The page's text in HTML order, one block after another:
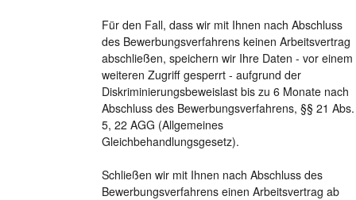
Für den Fall, dass wir mit Ihnen nach Abschluss
des Bewerbungsverfahrens keinen Arbeitsvertrag
abschließen, speichern wir Ihre Daten - vor einem
weiteren Zugriff gesperrt - aufgrund der
Diskriminierungsbeweislast bis zu 6 Monate nach
Abschluss des Bewerbungsverfahrens, §§ 21 Abs.
5, 22 AGG (Allgemeines
Gleichbehandlungsgesetz).
Schließen wir mit Ihnen nach Abschluss des
Bewerbungsverfahrens einen Arbeitsvertrag ab